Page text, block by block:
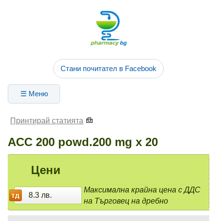
Стани почитател в Facebook
☰ Меню
Принтирай статията
ACC 200 powd.200 mg x 20
Цени
8.3 лв.
Максимална крайна цена с ДДС
на Търговец на дребно